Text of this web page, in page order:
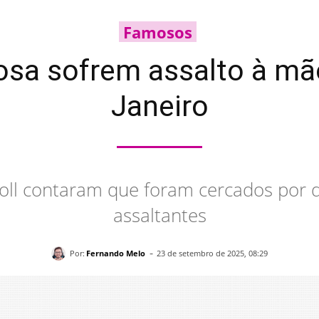
Famosos
sofrem assalto à
Janeiro
contaram que foram cercados por
assaltantes
Por: Fernando Melo - 23 de setembro de 2025, 08:29